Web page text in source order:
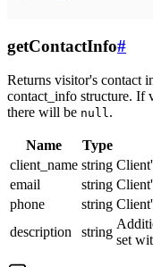
getContactInfo#
Returns visitor's contact
contact_info structure. If
there will be null.
Name Type
client_name string
email
string
phone
string
description
string
set